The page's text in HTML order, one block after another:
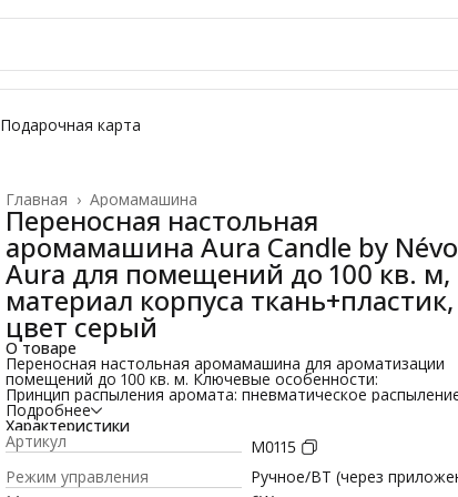
Подарочная карта
Аромамашина
Главная ›
Переносная настольная
аромамашина Aura Candle by Névo
Aura для помещений до 100 кв. м,
материал корпуса ткань+пластик,
цвет серый
О товаре
Переносная настольная аромамашина для ароматизации
помещений до 100 кв. м. Ключевые особенности:
Принцип распыления аромата: пневматическое
аромата под действием воздушного насоса
Дизайн в стиле ретро с подсветкой в виде пламени свечи,
может работать без ароматизации в режиме ночника
Ручное управление/Bluetooth (через приложение)
Подробнее
Характеристики
Артикул
M0115
Режим управления
Ручное/ВТ (через